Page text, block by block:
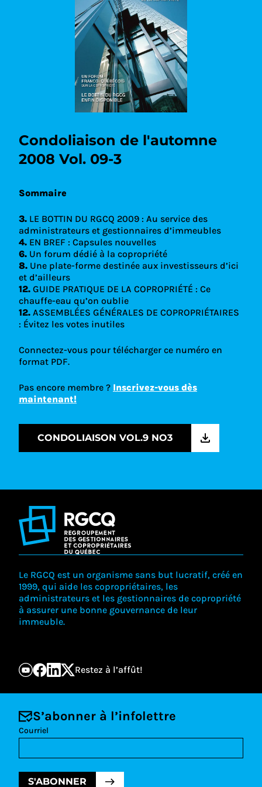
Condoliaison de l'automne
2008 Vol. 09-3
Sommaire
3. LE BOTTIN DU RGCQ 2009 : Au service des
administrateurs et gestionnaires d’immeubles
4. EN BREF : Capsules nouvelles
6. Un forum dédié à la copropriété
8. Une plate-forme destinée aux investisseurs d’ici
et d’ailleurs
12. GUIDE PRATIQUE DE LA COPROPRIÉTÉ : Ce
chauffe-eau qu’on oublie
12. ASSEMBLÉES GÉNÉRALES DE COPROPRIÉTAIRES
: Évitez les votes inutiles
Connectez-vous pour télécharger ce numéro en
format PDF.
Pas encore membre ? Inscrivez-vous dès
maintenant!
CONDOLIAISON VOL.9 NO3
Le RGCQ est un organisme sans but lucratif, créé en
1999, qui aide les copropriétaires, les
administrateurs et les gestionnaires de copropriété
à assurer une bonne gouvernance de leur
immeuble.
Restez à l’affût!
S’abonner à l’infolettre
Courriel
S'ABONNER